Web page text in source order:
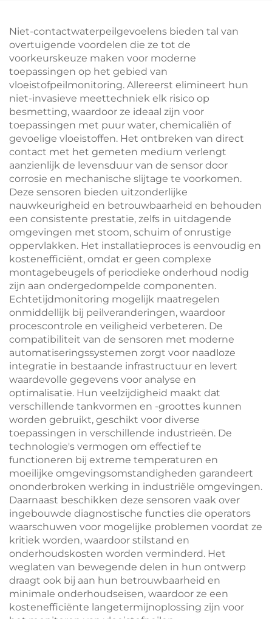
Niet-contactwaterpeilgevoelens bieden tal van
overtuigende voordelen die ze tot de
voorkeurskeuze maken voor moderne
toepassingen op het gebied van
vloeistofpeilmonitoring. Allereerst elimineert hun
niet-invasieve meettechniek elk risico op
besmetting, waardoor ze ideaal zijn voor
toepassingen met puur water, chemicaliën of
gevoelige vloeistoffen. Het ontbreken van direct
contact met het gemeten medium verlengt
aanzienlijk de levensduur van de sensor door
corrosie en mechanische slijtage te voorkomen.
Deze sensoren bieden uitzonderlijke
nauwkeurigheid en betrouwbaarheid en behouden
een consistente prestatie, zelfs in uitdagende
omgevingen met stoom, schuim of onrustige
oppervlakken. Het installatieproces is eenvoudig en
kostenefficiënt, omdat er geen complexe
montagebeugels of periodieke onderhoud nodig
zijn aan ondergedompelde componenten.
Echtetijdmonitoring mogelijk maatregelen
onmiddellijk bij peilveranderingen, waardoor
procescontrole en veiligheid verbeteren. De
compatibiliteit van de sensoren met moderne
automatiseringssystemen zorgt voor naadloze
integratie in bestaande infrastructuur en levert
waardevolle gegevens voor analyse en
optimalisatie. Hun veelzijdigheid maakt dat
verschillende tankvormen en -groottes kunnen
worden gebruikt, geschikt voor diverse
toepassingen in verschillende industrieën. De
technologie's vermogen om effectief te
functioneren bij extreme temperaturen en
moeilijke omgevingsomstandigheden garandeert
ononderbroken werking in industriële omgevingen.
Daarnaast beschikken deze sensoren vaak over
ingebouwde diagnostische functies die operators
waarschuwen voor mogelijke problemen voordat ze
kritiek worden, waardoor stilstand en
onderhoudskosten worden verminderd. Het
weglaten van bewegende delen in hun ontwerp
draagt ook bij aan hun betrouwbaarheid en
minimale onderhoudseisen, waardoor ze een
kostenefficiënte langetermijnoplossing zijn voor